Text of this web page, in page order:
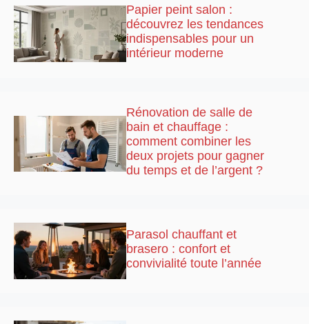
Papier peint salon :
découvrez les tendances
indispensables pour un
intérieur moderne
Rénovation de salle de
bain et chauffage :
comment combiner les
deux projets pour gagner
du temps et de l’argent ?
Parasol chauffant et
brasero : confort et
convivialité toute l’année